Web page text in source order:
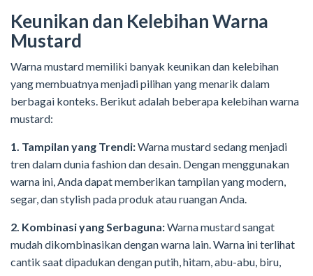
Keunikan dan Kelebihan Warna
Mustard
Warna mustard memiliki banyak keunikan dan kelebihan
yang membuatnya menjadi pilihan yang menarik dalam
berbagai konteks. Berikut adalah beberapa kelebihan warna
mustard:
1. Tampilan yang Trendi:Warna mustard sedang menjadi
tren dalam dunia fashion dan desain. Dengan menggunakan
warna ini, Anda dapat memberikan tampilan yang modern,
segar, dan stylish pada produk atau ruangan Anda.
2. Kombinasi yang Serbaguna:Warna mustard sangat
mudah dikombinasikan dengan warna lain. Warna ini terlihat
cantik saat dipadukan dengan putih, hitam, abu-abu, biru,